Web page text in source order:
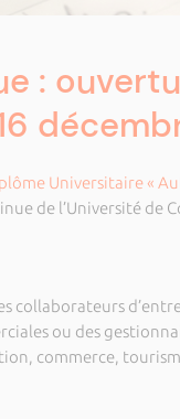
:
Universitaire «
de l’Université de
collaborateurs
ou des
commerce,